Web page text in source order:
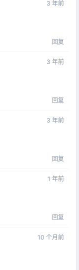
3 年前
回复
3 年前
回复
3 年前
回复
1 年前
回复
10 个月前